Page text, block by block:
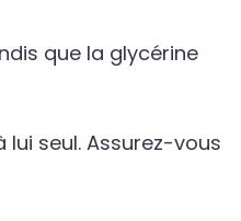
que la glycérine
seul. Assurez-vous